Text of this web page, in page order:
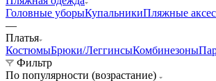
Головные уборыКупальникиПляжные
—
Платья
КостюмыБрюки/ЛеггинсыКомбинезоны
Фильтр
По популярности (возрастание)